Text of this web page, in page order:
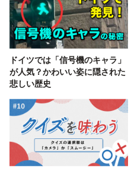
ドイツでは「信号機のキャラ」
が人気？かわいい姿に隠された
悲しい歴史